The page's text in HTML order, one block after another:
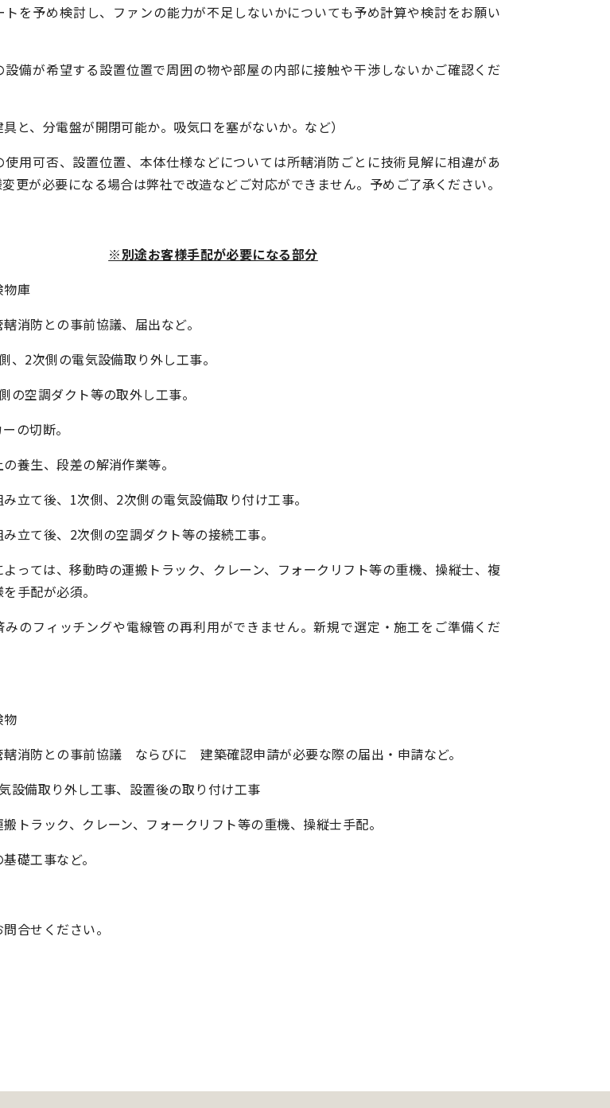
トを予め検討し、ファンの能力が不足しないかについても予め計算や検討をお願い
設備が希望する設置位置で周囲の物や部屋の内部に接触や干渉しないかご確認くだ
具と、分電盤が開閉可能か。吸気口を塞がないか。など）
用可否、設置位置、本体仕様などについては所轄消防ごとに技術見解に相違があ
更が必要になる場合は弊社で改造などご対応ができません。予めご了承ください。
※別途お客様手配が必要になる部分
庫
消防との事前協議、届出など。
、2次側の電気設備取り外し工事。
の空調ダクト等の取外し工事。
の切断。
養生、段差の解消作業等。
み立て後、1次側、2次側の電気設備取り付け工事。
み立て後、2次側の空調ダクト等の接続工事。
よっては、移動時の運搬トラック、クレーン、フォークリフト等の重機、操縦士、複
手配が必須。
のフィッチングや電線管の再利用ができません。新規で選定・施工をご準備くだ
轄消防との事前協議 ならびに 建築確認申請が必要な際の届出・申請など。
設備取り外し工事、設置後の取り付け工事
搬トラック、クレーン、フォークリフト等の重機、操縦士手配。
礎工事など。
合せください。